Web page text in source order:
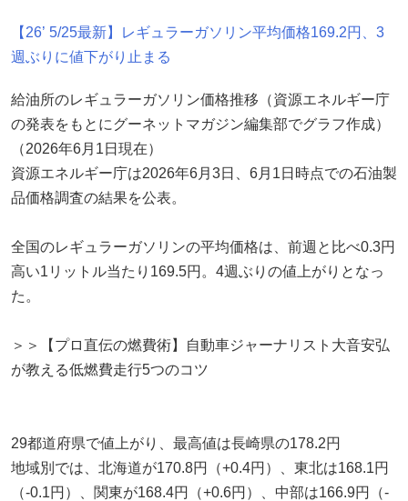
【26’ 5/25最新】レギュラーガソリン平均価格169.2円、3
週ぶりに値下がり止まる
給油所のレギュラーガソリン価格推移（資源エネルギー庁
の発表をもとにグーネットマガジン編集部でグラフ作成）
（2026年6月1日現在）
資源エネルギー庁は2026年6月3日、6月1日時点での石油製
品価格調査の結果を公表。
全国のレギュラーガソリンの平均価格は、前週と比べ0.3円
高い1リットル当たり169.5円。4週ぶりの値上がりとなっ
た。
＞＞【プロ直伝の燃費術】自動車ジャーナリスト大音安弘
が教える低燃費走行5つのコツ
29都道府県で値上がり、最高値は長崎県の178.2円
地域別では、北海道が170.8円（+0.4円）、東北は168.1円
（-0.1円）、関東が168.4円（+0.6円）、中部は166.9円（-